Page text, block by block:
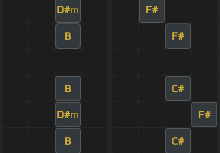
D#m F#
B F#
B C#
D#m F#
B C#